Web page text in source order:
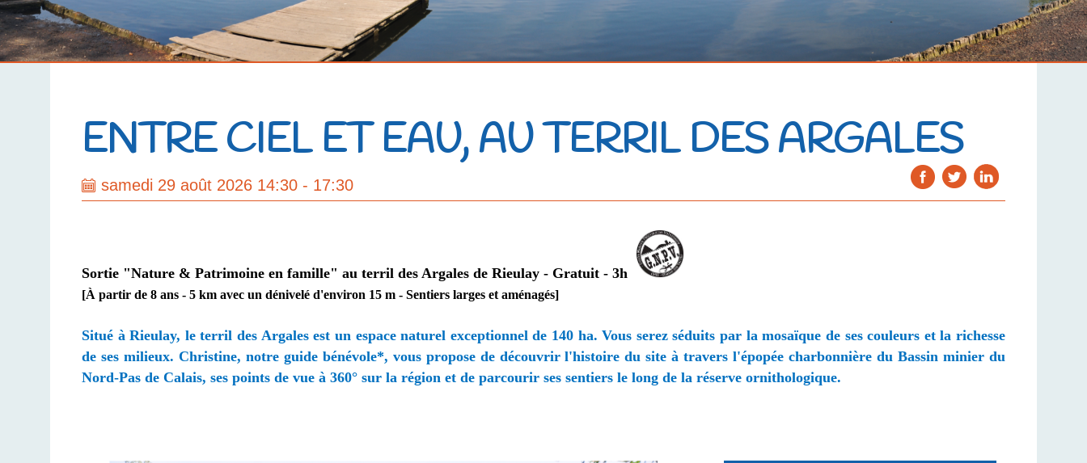
ENTRE CIEL ET EAU, AU TERRIL DES ARGALES
samedi 29 août 2026 14:30 - 17:30
Sortie "Nature & Patrimoine en famille" au terril des Argales de Rieulay - Gratuit - 3h
[À partir de 8 ans - 5 km avec un dénivelé d'environ 15 m - Sentiers larges et aménagés]
Situé à Rieulay, le terril des Argales est un espace naturel exceptionnel de 140 ha. Vous serez séduits par la mosaïque de ses couleurs et la richesse
de ses milieux. Christine, notre guide bénévole*, vous propose de découvrir l'histoire du site à travers l'épopée charbonnière du Bassin minier du
Nord-Pas de Calais,ses points de vue à 360° sur la régionet de parcourir ses sentiers le long de la réserveornithologique.